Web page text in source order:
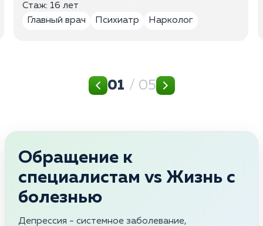
Стаж: 16 лет
Главный врач
Психиатр Нарколог
01 / 05
Обращение к
специалистам vs Жизнь с
болезнью
Депрессия - системное заболевание,